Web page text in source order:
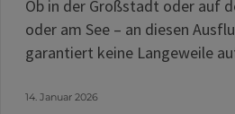
Ob in der Großstadt oder auf
oder am See – an diesen
garantiert keine Langeweile
14. Januar 2026